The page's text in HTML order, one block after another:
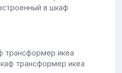
в шкаф
трансформер икеа